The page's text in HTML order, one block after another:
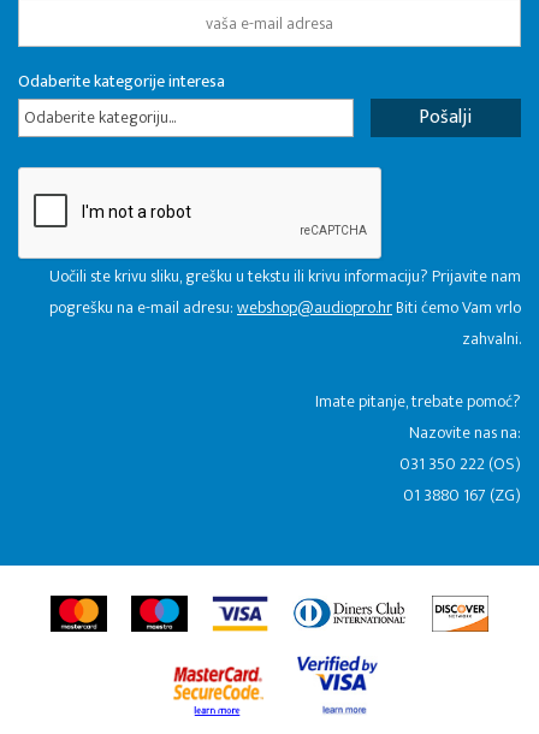
Odaberite kategorije interesa
Odaberite kategoriju...
Uočili ste krivu sliku, grešku u tekstu ili krivu informaciju? Prijavite nam
pogrešku na e-mail adresu:webshop@audiopro.hrBiti ćemo Vam vrlo
zahvalni.
​Imate pitanje, trebate pomoć?
Nazovite nas na:
031 350 222 (OS)
01 3880 167 (ZG)